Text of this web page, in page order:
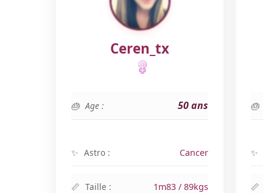
Ceren_tx
Age : 50 ans
Astro : Cancer
Taille : 1m83 / 89kgs